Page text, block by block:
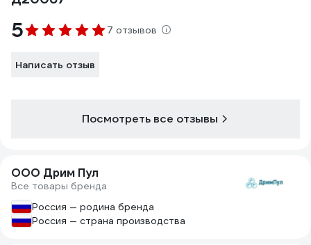
5 7 отзывов
Написать отзыв
Посмотреть все отзывы
ООО Дрим Пул
Все товары бренда
Россия — родина бренда
Россия — страна производства